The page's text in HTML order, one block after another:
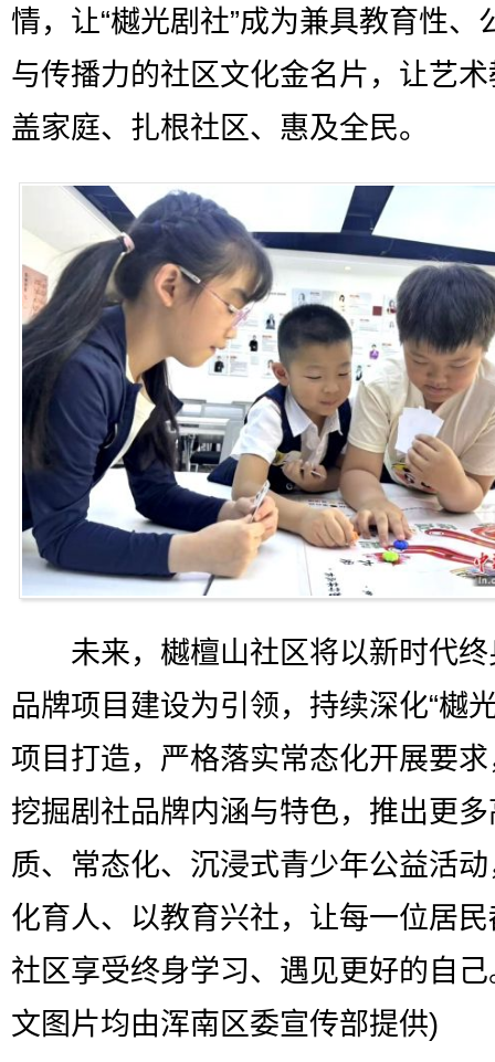
情，让“樾光剧社”成为兼具教育性、
与传播力的社区文化金名片，让艺
盖家庭、扎根社区、惠及全民。
未来，樾檀山社区将以新时代终
品牌项目建设为引领，持续深化“樾
项目打造，严格落实常态化开展要
挖掘剧社品牌内涵与特色，推出更
质、常态化、沉浸式青少年公益活
化育人、以教育兴社，让每一位居
社区享受终身学习、遇见更好的自
文图片均由浑南区委宣传部提供)